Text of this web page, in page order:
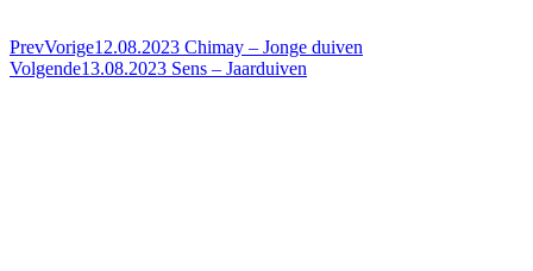
PrevVorige12.08.2023 Chimay – Jonge duiven
Volgende13.08.2023 Sens – Jaarduiven